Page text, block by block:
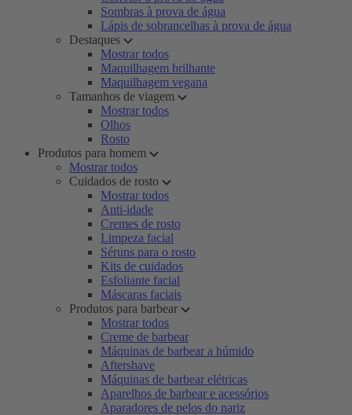
Sombras à prova de água
Lápis de sobrancelhas à prova de água
Destaques
Mostrar todos
Maquilhagem brilhante
Maquilhagem vegana
Tamanhos de viagem
Mostrar todos
Olhos
Rosto
Produtos para homem
Mostrar todos
Cuidados de rosto
Mostrar todos
Anti-idade
Cremes de rosto
Limpeza facial
Séruns para o rosto
Kits de cuidados
Esfoliante facial
Máscaras faciais
Produtos para barbear
Mostrar todos
Creme de barbear
Máquinas de barbear a húmido
Aftershave
Máquinas de barbear elétricas
Aparelhos de barbear e acessórios
Aparadores de pelos do nariz